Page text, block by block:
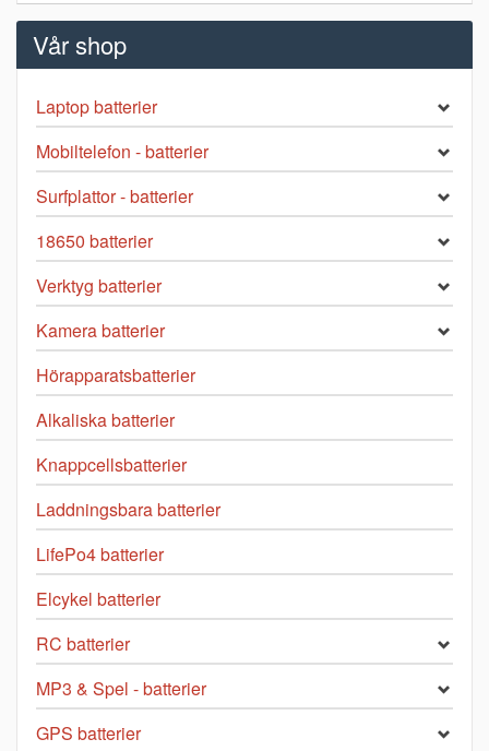
Vår shop
Laptop batterier
Mobiltelefon - batterier
Surfplattor - batterier
18650 batterier
Verktyg batterier
Kamera batterier
Hörapparatsbatterier
Alkaliska batterier
Knappcellsbatterier
Laddningsbara batterier
LifePo4 batterier
Elcykel batterier
RC batterier
MP3 & Spel - batterier
GPS batterier